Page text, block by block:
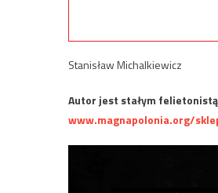
Stanisław Michalkiewicz
Autor jest stałym
www.magnapolonia.org/